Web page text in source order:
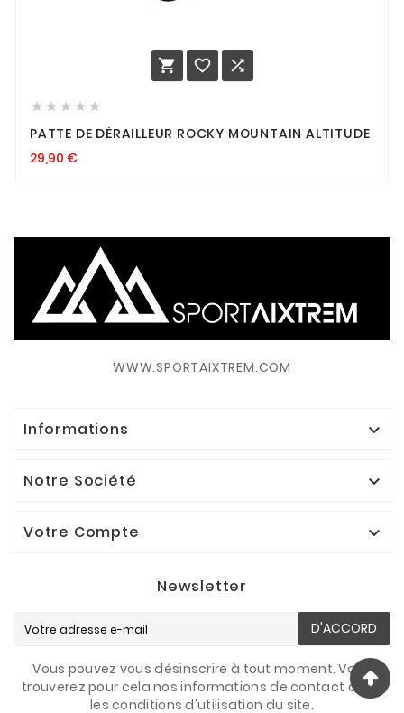
  
    
PATTE DE DÉRAILLEUR ROCKY MOUNTAIN ALTITUDE
29,90 €
WWW.SPORTAIXTREM.COM
Informations 
Notre Société 
Votre Compte 
Newsletter
D'ACCORD
Vous pouvez vous désinscrire à tout moment. Vous
trouverez pour cela nos informations de contact dans
les conditions d'utilisation du site.